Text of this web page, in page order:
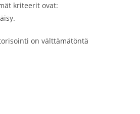
kriteerit ovat:
on välttämätöntä